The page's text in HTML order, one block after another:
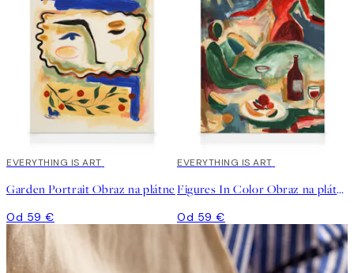
EVERYTHING IS ART
Garden Portrait Obraz na plátne
Od 59 €
EVERYTHING IS ART
Figures In Color Obraz na plátne
Od 59 €